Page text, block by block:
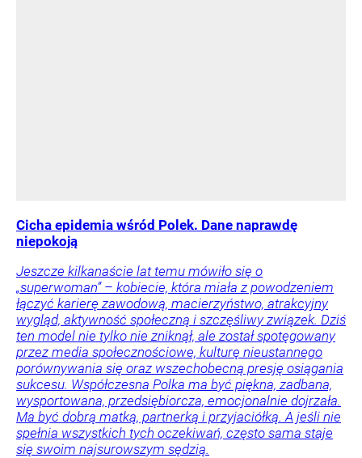
Cicha epidemia wśród Polek. Dane naprawdę
niepokoją
Jeszcze kilkanaście lat temu mówiło się o
„superwoman” – kobiecie, która miała z powodzeniem
łączyć karierę zawodową, macierzyństwo, atrakcyjny
wygląd, aktywność społeczną i szczęśliwy związek. Dziś
ten model nie tylko nie zniknął, ale został spotęgowany
przez media społecznościowe, kulturę nieustannego
porównywania się oraz wszechobecną presję osiągania
sukcesu. Współczesna Polka ma być piękna, zadbana,
wysportowana, przedsiębiorcza, emocjonalnie dojrzała.
Ma być dobrą matką, partnerką i przyjaciółką. A jeśli nie
spełnia wszystkich tych oczekiwań, często sama staje
się swoim najsurowszym sędzią.